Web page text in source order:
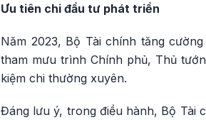
Ưu tiên chi đầu tư phát triển
Năm 2023, Bộ Tài chính tăng
tham mưu trình Chính phủ, Thủ
kiệm chi thường xuyên.
Đáng lưu ý, trong điều hành, Bộ Tài